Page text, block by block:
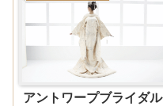
アントワープブライダル